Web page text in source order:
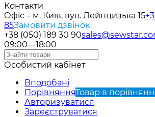
Контакти
Офіс – м. Київ, вул. Лейпцизька 15
85Замовити дзвінок
+38 (050) 189 30 90
09:00—18:00
Особистий кабінет
Вподобані
ПорівнянняТовар в
Авторизуватися
Зареєструватися